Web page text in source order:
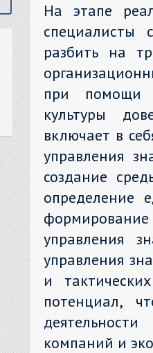
На этапе
специалисты
разбить на
при помощи
культуры
включает в
управления
создание
определение
управления
управления
и
потенциал,
компаний и